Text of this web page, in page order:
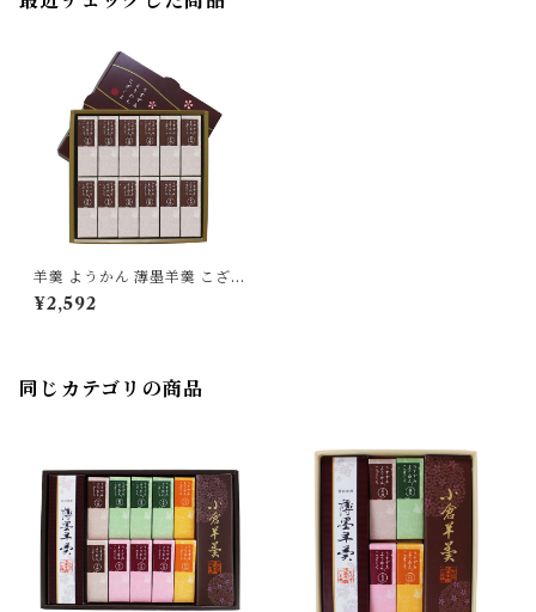
羊羹 ようかん 薄墨羊羹 こざく
ら 黒糖 12個入
¥2,592
同じカテゴリの商品